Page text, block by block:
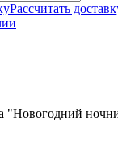
Рассчитать
"Новогодний